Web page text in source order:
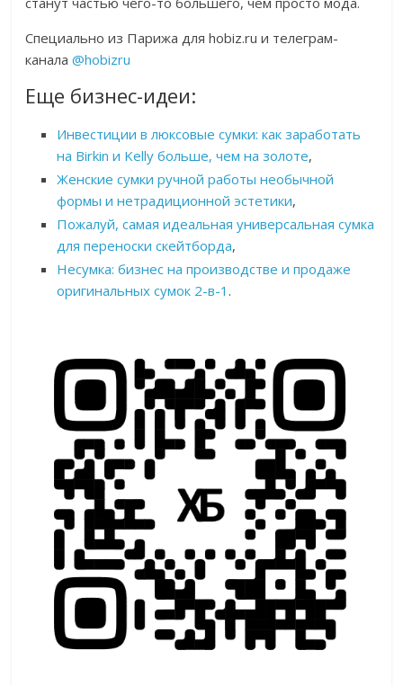
Специально из Парижа для hobiz.ru и телеграм-
канала@hobizru
Еще бизнес-идеи:
Инвестиции в люксовые сумки: как заработать
на Birkin и Kelly больше, чем на золоте,
Женские сумки ручной работы необычной
формы и нетрадиционной эстетики,
Пожалуй, самая идеальная универсальная сумка
для переноски скейтборда,
Несумка: бизнес на производстве и продаже
оригинальных сумок 2-в-1 .